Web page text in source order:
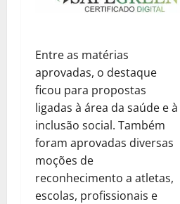
Entre as matérias
aprovadas, o destaque
ficou para propostas
ligadas à área da saúde e à
inclusão social. Também
foram aprovadas diversas
moções de
reconhecimento a atletas,
escolas, profissionais e